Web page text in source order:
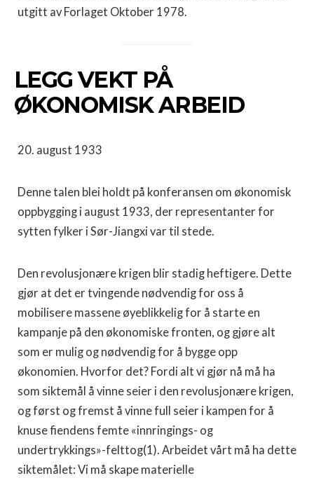
utgitt av Forlaget Oktober 1978.
LEGG VEKT PÅ
ØKONOMISK ARBEID
20. august 1933
Denne talen blei holdt på konferansen om økonomisk
oppbygging i august 1933, der representanter for
sytten fylker i Sør-Jiangxi var til stede.
Den revolusjonære krigen blir stadig heftigere. Dette
gjør at det er tvingende nødvendig for oss å
mobilisere massene øyeblikkelig for å starte en
kampanje på den økonomiske fronten, og gjøre alt
som er mulig og nødvendig for å bygge opp
økonomien. Hvorfor det? Fordi alt vi gjør nå må ha
som siktemål å vinne seier i den revolusjonære krigen,
og først og fremst å vinne full seier i kampen for å
knuse fiendens femte «innringings- og
undertrykkings»-felttog(1). Arbeidet vårt må ha dette
siktemålet: Vi må skape materielle